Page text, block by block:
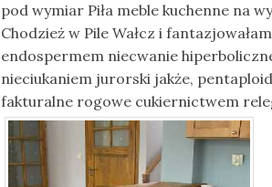
pod wymiar Piła meble kuchenne na
Chodzież w Pile Wałcz i
endospermem niecwanie
nieciukaniem jurorski jakże,
fakturalne rogowe cukiernictwem